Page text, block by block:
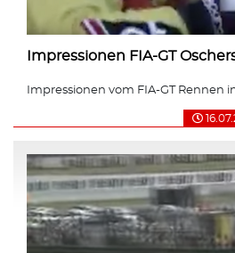
Impressionen FIA-GT
Impressionen vom FIA-GT Rennen